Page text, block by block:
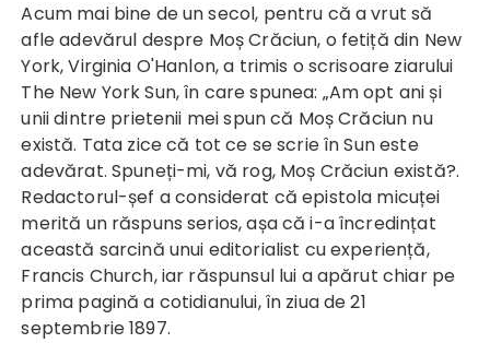
Acum mai bine de un secol, pentru că a vrut să
afle adevărul despre Moș Crăciun, o fetiță din New
York, Virginia O'Hanlon, a trimis o scrisoare ziarului
The New York Sun, în care spunea: „Am opt ani și
unii dintre prietenii mei spun că Moș Crăciun nu
există. Tata zice că tot ce se scrie în Sun este
adevărat. Spuneți-mi, vă rog, Moș Crăciun există?.
Redactorul-șef a considerat că epistola micuței
merită un răspuns serios, așa că i-a încredințat
această sarcină unui editorialist cu experiență,
Francis Church, iar răspunsul lui a apărut chiar pe
prima pagină a cotidianului, în ziua de 21
septembrie 1897.